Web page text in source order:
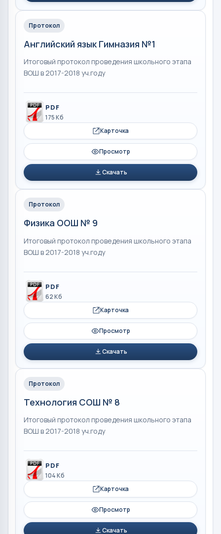
Протокол
Английский язык Гимназия №1
Итоговый протокол проведения школьного этапа
ВОШ в 2017-2018 уч.году
PDF
175 Кб
Карточка
Просмотр
Скачать
Протокол
Физика ООШ № 9
Итоговый протокол проведения школьного этапа
ВОШ в 2017-2018 уч.году
PDF
62 Кб
Карточка
Просмотр
Скачать
Протокол
Технология СОШ № 8
Итоговый протокол проведения школьного этапа
ВОШ в 2017-2018 уч.году
PDF
104 Кб
Карточка
Просмотр
Скачать